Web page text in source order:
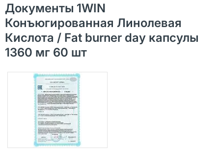
Документы 1WIN
Конъюгированная Линолевая
Кислота / Fat burner day капсулы
1360 мг 60 шт